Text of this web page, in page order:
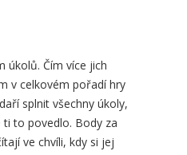
úkolů. Čím více jich
v celkovém pořadí hry
splnit všechny úkoly,
to povedlo. Body za
ve chvíli, kdy si jej